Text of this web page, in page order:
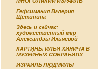
Гефсимания Валерия
Щетинина
Здесь и сейчас:
художественный мир
Александры Ильяевой
КАРТИНЫ ИЛЬИ ХИНИЧА В
МУЗЕЙНЫХ СОБРАНИЯХ
ИЗРАИЛЬ ЛЮДМИЛЫ